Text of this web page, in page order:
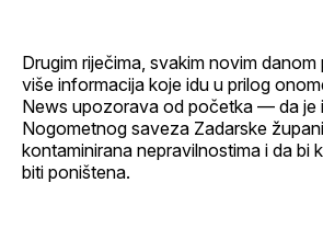
Drugim riječima, svakim novim
više informacija koje idu u prilog
News upozorava od početka — da je
Nogometnog saveza Zadarske
kontaminirana nepravilnostima i da bi
biti poništena.